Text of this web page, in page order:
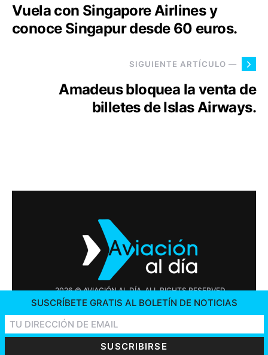
Vuela con Singapore Airlines y
conoce Singapur desde 60 euros.
SIGUIENTE ARTÍCULO —
Amadeus bloquea la venta de
billetes de Islas Airways.
2026 © AVIACIÓN AL DÍA. ALL RIGHTS RESERVED
OFERTAS DE TRABAJO
SUSCRÍBETE GRATIS AL BOLETÍN DE NOTICIAS